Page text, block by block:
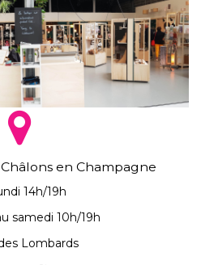
en Champagne
14h/19h
samedi 10h/19h
Lombards